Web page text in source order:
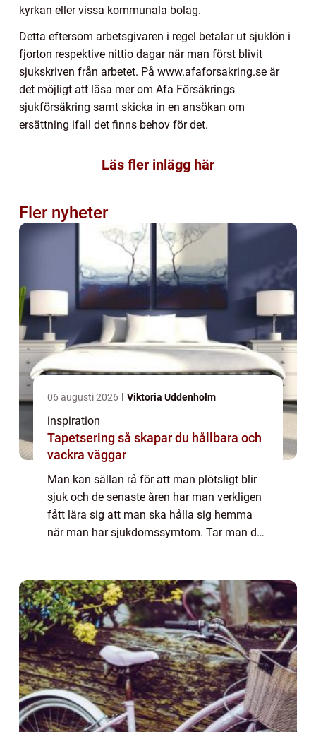
kyrkan eller vissa kommunala bolag.
Detta eftersom arbetsgivaren i regel betalar ut sjuklön i
fjorton respektive nittio dagar när man först blivit
sjukskriven från arbetet. På www.afaforsakring.se är
det möjligt att läsa mer om Afa Försäkrings
sjukförsäkring samt skicka in en ansökan om
ersättning ifall det finns behov för det.
Läs fler inlägg här
Fler nyheter
06 augusti 2026 Viktoria Uddenholm
inspiration
Tapetsering så skapar du hållbara och
vackra väggar
Man kan sällan rå för att man plötsligt blir
sjuk och de senaste åren har man verkligen
fått lära sig att man ska hålla sig hemma
när man har sjukdomssymtom. Tar man det